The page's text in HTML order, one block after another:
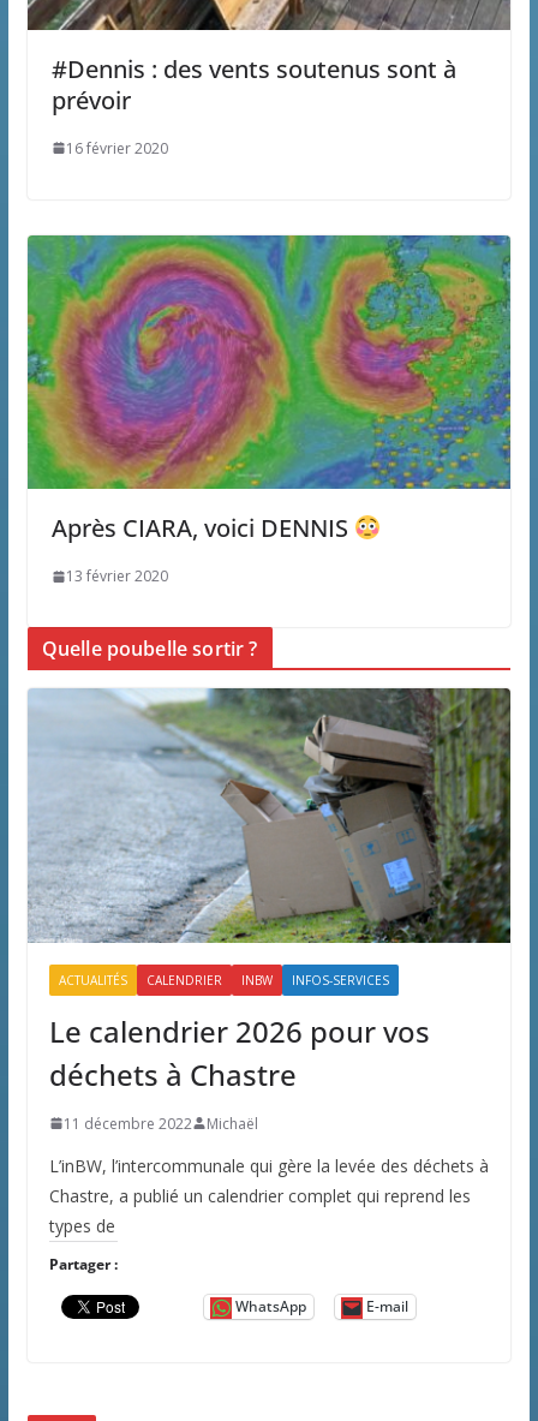
#Dennis : des vents soutenus sont à
prévoir
16 février 2020
Après CIARA, voici DENNIS
13 février 2020
Quelle poubelle sortir ?
ACTUALITÉS CALENDRIER INBW INFOS-SERVICES
Le calendrier 2026 pour vos
déchets à Chastre
11 décembre 2022 Michaël
L’inBW, l’intercommunale qui gère la levée des déchets à
Chastre, a publié un calendrier complet qui reprend les
types de
Partager :
WhatsApp E-mail